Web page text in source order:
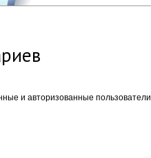
и авторизованные